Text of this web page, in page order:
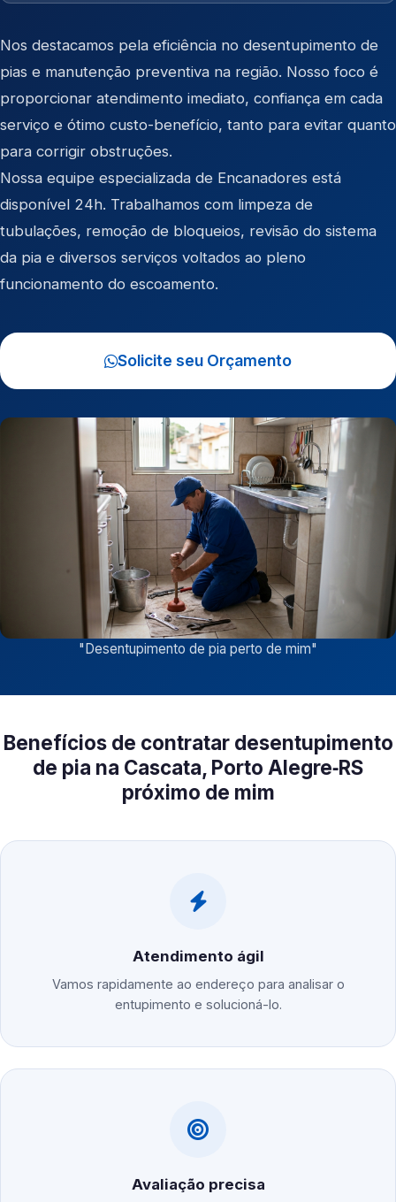
Nos destacamos pela eficiência no desentupimento de
pias e manutenção preventiva na região. Nosso foco é
proporcionar atendimento imediato, confiança em cada
serviço e ótimo custo-benefício, tanto para evitar quanto
para corrigir obstruções.
Nossa equipe especializada de Encanadores está
disponível 24h. Trabalhamos com limpeza de
tubulações, remoção de bloqueios, revisão do sistema
da pia e diversos serviços voltados ao pleno
funcionamento do escoamento.
Solicite seu Orçamento
"Desentupimento de pia perto de mim"
Benefícios de contratar desentupimento
de pia na Cascata, Porto Alegre‑RS
próximo de mim
Atendimento ágil
Vamos rapidamente ao endereço para analisar o
entupimento e solucioná-lo.
Avaliação precisa